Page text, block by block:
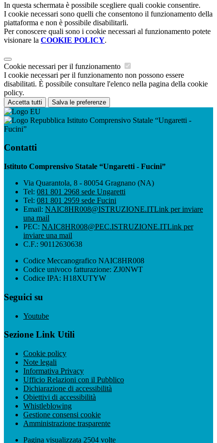
In questa schermata è possibile scegliere quali cookie consentire.
I cookie necessari sono quelli che consentono il funzionamento della
piattaforma e non è possibile disabilitarli.
Per conoscere quali sono i cookie necessari al funzionamento potete
visionare la COOKIE POLICY.
Cookie necessari per il funzionamento
I cookie necessari per il funzionamento non possono essere
disabilitati. È possibile consultare l'elenco nella pagina della cookie
policy.
Accetta tutti Salva le preferenze
Istituto Comprensivo Statale “Ungaretti -
Fucini”
Contatti
Istituto Comprensivo Statale “Ungaretti - Fucini”
Via Quarantola, 8 - 80054 Gragnano (NA)
Tel: 081 801 2968 sede Ungaretti
Tel: 081 801 2959 sede Fucini
Email: NAIC8HR008@ISTRUZIONE.ITLink per inviare
una mail
PEC: NAIC8HR008@PEC.ISTRUZIONE.ITLink per
inviare una mail
C.F.: 90112630638
Codice Meccanografico NAIC8HR008
Codice univoco fatturazione: ZJ0NWT
Codice IPA: H18XUTYW
Seguici su
Youtube
Sezione Link Utili
Cookie policy
Note legali
Informativa Privacy
Ufficio Relazioni con il Pubblico
Dichiarazione di accessibilità
Obiettivi di accessibilità
Whistleblowing
Gestione consensi cookie
Amministrazione trasparente
Pagina visualizzata 2504 volte